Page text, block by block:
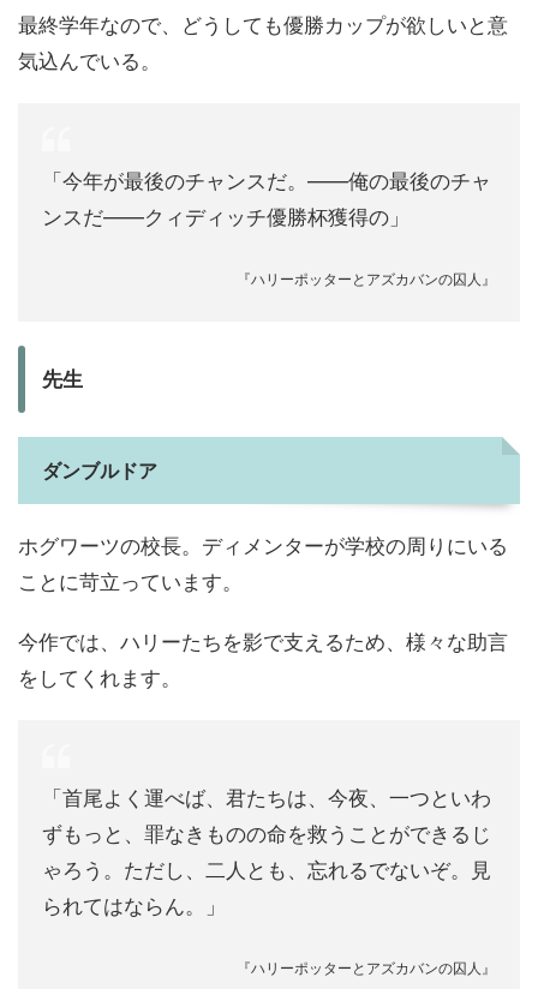
最終学年なので、どうしても優勝カップが欲しいと意
気込んでいる。
「今年が最後のチャンスだ。――俺の最後のチャ
ンスだ――クィディッチ優勝杯獲得の」
『ハリーポッターとアズカバンの囚人』
先生
ダンブルドア
ホグワーツの校長。ディメンターが学校の周りにいる
ことに苛立っています。
今作では、ハリーたちを影で支えるため、様々な助言
をしてくれます。
「首尾よく運べば、君たちは、今夜、一つといわ
ずもっと、罪なきものの命を救うことができるじ
ゃろう。ただし、二人とも、忘れるでないぞ。見
られてはならん。」
『ハリーポッターとアズカバンの囚人』